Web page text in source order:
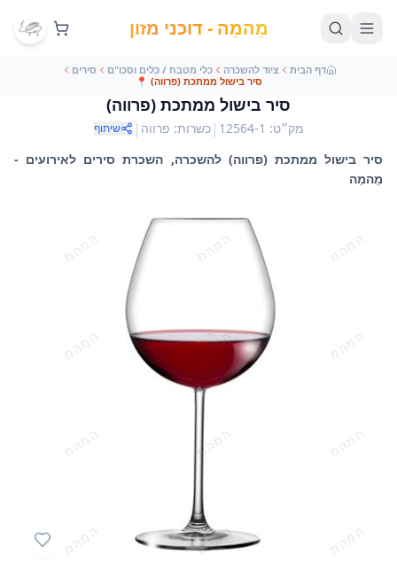
מֵהמֵה - דוכני מזון
דף הבית ציוד להשכרה כלי מטבח / כלים וסכו"ם
סירים
סיר בישול ממתכת (פרווה) 📍
סיר בישול ממתכת (פרווה)
מק״ט:
12564-1
|כשרות: פרווה | שיתוף
סיר בישול ממתכת (פרווה) להשכרה, השכרת סירים לאירועים -
מֵהמֵה